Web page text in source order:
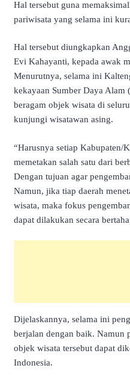
Hal tersebut guna
pariwisata yang selama ini
Hal tersebut diungkapkan
Evi Kahayanti, kepada awak
Menurutnya, selama ini
kekayaan Sumber Daya
beragam objek wisata di
kunjungi wisatawan asing.
“Harusnya setiap Kabupaten/
memetakan salah satu dari
Dengan tujuan agar
Namun, jika tiap daerah
wisata, maka fokus
dapat dilakukan secara
Dijelaskannya, selama ini
berjalan dengan baik. Namun
objek wisata tersebut dapat
Indonesia.